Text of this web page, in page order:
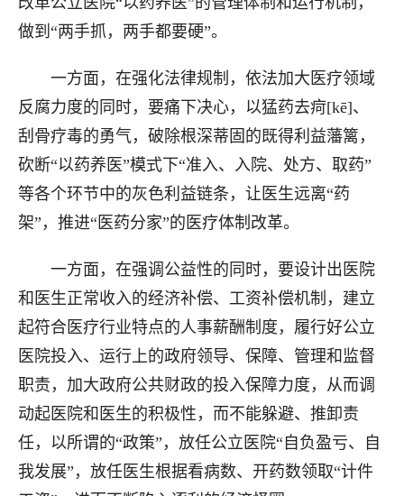
做到“两手抓，两手都要硬”。
一方面，在强化法律规制，依法加大医疗领域
反腐力度的同时，要痛下决心，以猛药去疴[kē]、
刮骨疗毒的勇气，破除根深蒂固的既得利益藩篱，
砍断“以药养医”模式下“准入、入院、处方、取药”
等各个环节中的灰色利益链条，让医生远离“药
架”，推进“医药分家”的医疗体制改革。
一方面，在强调公益性的同时，要设计出医院
和医生正常收入的经济补偿、工资补偿机制，建立
起符合医疗行业特点的人事薪酬制度，履行好公立
医院投入、运行上的政府领导、保障、管理和监督
职责，加大政府公共财政的投入保障力度，从而调
动起医院和医生的积极性，而不能躲避、推卸责
任，以所谓的“政策”，放任公立医院“自负盈亏、自
我发展”，放任医生根据看病数、开药数领取“计件